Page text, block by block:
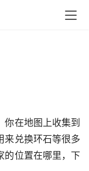
在地图上收集到
来兑换环石等很多
的位置在哪里，下